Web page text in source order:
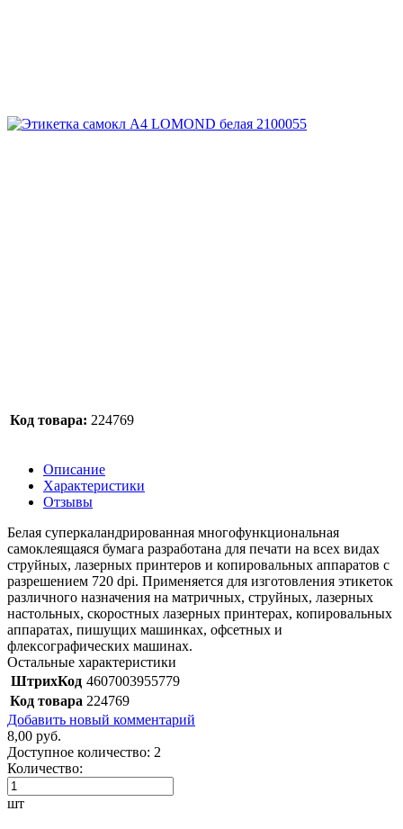
Код товара: 224769
Описание
Характеристики
Отзывы
Белая суперкаландрированная многофункциональная
самоклеящаяся бумага разработана для печати на всех видах
струйных, лазерных принтеров и копировальных аппаратов с
разрешением 720 dpi. Применяется для изготовления этикеток
различного назначения на матричных, струйных, лазерных
настольных, скоростных лазерных принтерах, копировальных
аппаратах, пишущих машинках, офсетных и
флексографических машинах.
Остальные характеристики
ШтрихКод 4607003955779
Код товара 224769
Добавить новый комментарий
8,00 руб.
Доступное количество: 2
Количество:
шт